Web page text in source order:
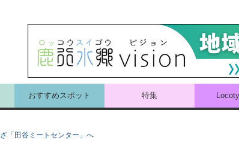
おすすめスポット 特集
「田谷ミートセンター」へ